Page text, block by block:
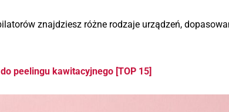
znajdziesz różne rodzaje urządzeń,
peelingu kawitacyjnego [TOP 15]